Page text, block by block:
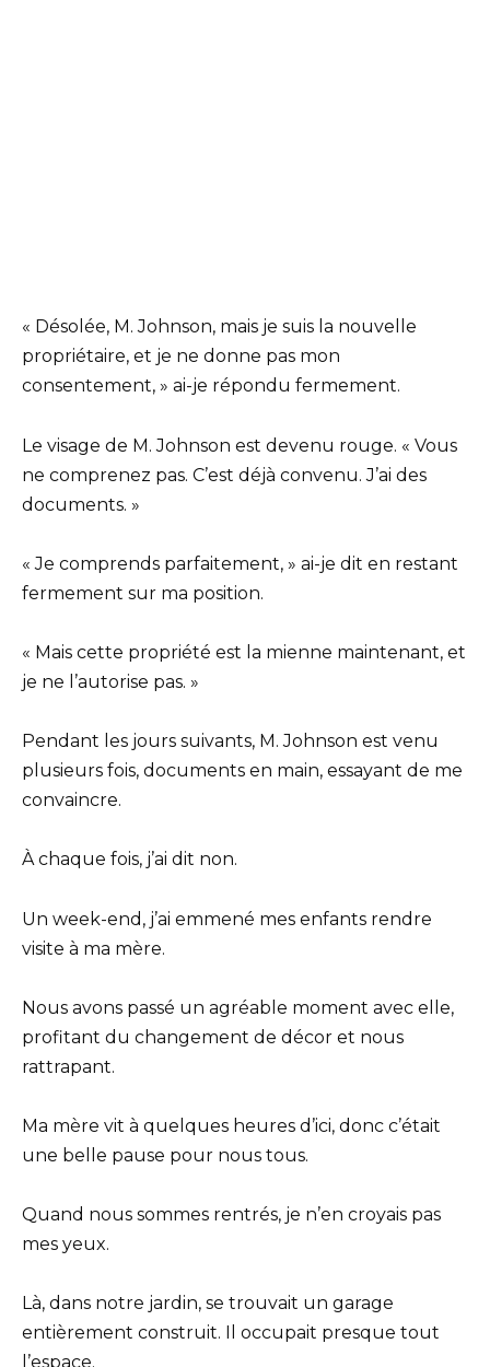
« Désolée, M. Johnson, mais je suis la nouvelle
propriétaire, et je ne donne pas mon
consentement, » ai-je répondu fermement.
Le visage de M. Johnson est devenu rouge. « Vous
ne comprenez pas. C’est déjà convenu. J’ai des
documents. »
« Je comprends parfaitement, » ai-je dit en restant
fermement sur ma position.
« Mais cette propriété est la mienne maintenant, et
je ne l’autorise pas. »
Pendant les jours suivants, M. Johnson est venu
plusieurs fois, documents en main, essayant de me
convaincre.
À chaque fois, j’ai dit non.
Un week-end, j’ai emmené mes enfants rendre
visite à ma mère.
Nous avons passé un agréable moment avec elle,
profitant du changement de décor et nous
rattrapant.
Ma mère vit à quelques heures d’ici, donc c’était
une belle pause pour nous tous.
Quand nous sommes rentrés, je n’en croyais pas
mes yeux.
Là, dans notre jardin, se trouvait un garage
entièrement construit. Il occupait presque tout
l’espace.